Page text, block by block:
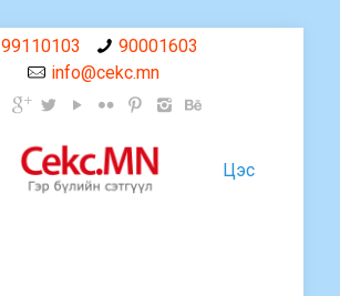
99110103
90001603
info@cekc.mn
Цэс